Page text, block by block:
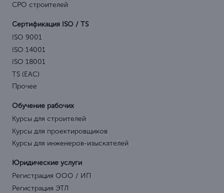
СРО строителей
Сертификация ISO / TS
ISO 9001
ISO 14001
ISO 18001
TS (EAC)
Прочее
Обучение рабочих
Курсы для строителей
Курсы для проектировщиков
Курсы для инженеров-изыскателей
Юридические услуги
Регистрация ООО / ИП
Регистрация ЭТЛ